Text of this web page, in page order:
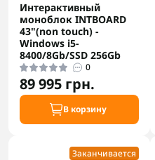
Интерактивный
моноблок INTBOARD
43"(non touch) -
Windows i5-
8400/8Gb/SSD 256Gb
0
89 995 грн.
В корзину
Заканчивается